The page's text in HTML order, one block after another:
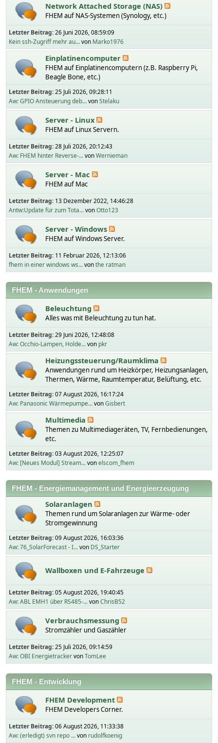
Network Attached Storage (NAS)
FHEM auf NAS-Systemen (Synology, etc.)
Letzter Beitrag:26 Juni 2026, 08:59:09
Kein ssh-Zugriff mehr au...von Marko1976
Einplatinencomputer
FHEM auf Einplatinencomputern (z.B. Raspberry Pi,
Beagle Bone, etc.)
Letzter Beitrag:25 Juli 2026, 09:28:11
Aw: GPIO Ansteuerung deb...vonStelaku
Server - Linux
FHEM auf Linux Servern.
Letzter Beitrag:28 Juli 2026, 20:12:43
Aw: FHEM hinter Reverse-...vonWernieman
Server - Mac
FHEM auf Mac
Letzter Beitrag: 13 Dezember 2022, 14:46:28
Antw:Update für zum Tota...vonOtto123
Server - Windows
FHEM auf Windows Server.
Letzter Beitrag: 11 Februar 2026, 12:13:06
fhem in einer windows ws...vonthe ratman
FHEM - Anwendungen
Beleuchtung
Alles was mit Beleuchtung zu tun hat.
Letzter Beitrag:29 Juni 2026, 12:48:08
Aw: Occhio-Lampen, Holde...von pkr
Heizungssteuerung/Raumklima
Anwendungen rund um Heizkörper, Heizungsanlagen,
Thermen, Wärme, Raumtemperatur, Belüftung, etc.
Letzter Beitrag:07 August 2026, 16:17:24
Aw: Panasonic Wärmepumpe...vonGisbert
Multimedia
Themen zu Multimediageräten, TV, Fernbedienungen,
etc.
Letzter Beitrag:03 August 2026, 12:25:07
Aw: [Neues Modul] Stream...vonelscom_fhem
FHEM - Energiemanagement und Energieerzeugung
Solaranlagen
Themen rund um Solaranlagen zur Wärme- oder
Stromgewinnung
Letzter Beitrag:09 August 2026, 16:03:36
Aw: 76_SolarForecast - I...von DS_Starter
Wallboxen und E-Fahrzeuge
Letzter Beitrag:05 August 2026, 19:40:45
Aw: ABL EMH1 über RS485-...vonChrisB52
Verbrauchsmessung
Stromzähler und Gaszähler
Letzter Beitrag:25 Juli 2026, 09:14:59
Aw: OBI EnergietrackervonTomLee
FHEM - Entwicklung
FHEM Development
FHEM Developers Corner.
Letzter Beitrag:06 August 2026, 11:33:38
Aw: (erledigt) svn repo ...von rudolfkoenig